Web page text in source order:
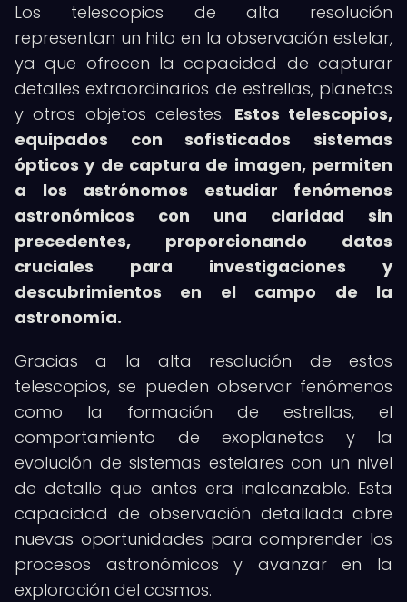
Los telescopios de alta resolución
representan un hito en la observación estelar,
ya que ofrecen la capacidad de capturar
detalles extraordinarios de estrellas, planetas
y otros objetos celestes. Estos telescopios,
equipados con sofisticados sistemas
ópticos y de captura de imagen, permiten
a los astrónomos estudiar fenómenos
astronómicos con una claridad sin
precedentes, proporcionando datos
cruciales para investigaciones y
descubrimientos en el campo de la
astronomía.
Gracias a la alta resolución de estos
telescopios, se pueden observar fenómenos
como la formación de estrellas, el
comportamiento de exoplanetas y la
evolución de sistemas estelares con un nivel
de detalle que antes era inalcanzable. Esta
capacidad de observación detallada abre
nuevas oportunidades para comprender los
procesos astronómicos y avanzar en la
exploración del cosmos.